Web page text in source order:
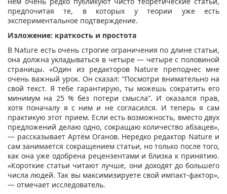
предпочитая те, в которых у теории уже есть
экспериментальное подтверждение.
Изложение: краткость и простота
В Nature есть очень строгие ограничения по длине статьи,
она должна укладываться в четыре — четыре с половиной
страницы. «Один из редакторов Nature преподнес мне
очень важный урок. Он сказал: “Посмотри внимательно на
свой текст. Я тебе гарантирую, ты можешь сократить его
минимум на 25 % без потери смысла”. И оказался прав,
хотя поначалу я с ним и не согласился. И теперь я сам
практикую этот прием. Если есть возможность, вместо двух
предложений делаю одно, сокращаю количество абзацев»,
— рассказывает Артём Оганов. Нередко редактор Nature и
сам занимается сокращением статьи, но только после того,
как она уже одобрена рецензентами и близка к принятию.
«Короткие статьи читают лучше, они доходят до большего
числа людей. Так вы максимизируете свой импакт-фактор»,
— отмечает исследователь.